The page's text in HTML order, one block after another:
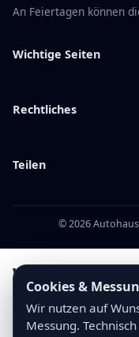
An Feiertagen können
Wichtige Seiten
Rechtliches
Teilen
© 2026
Cookies &
Wir nutzen auf
Messung.
Warum
Autohaus
Sorgfältig